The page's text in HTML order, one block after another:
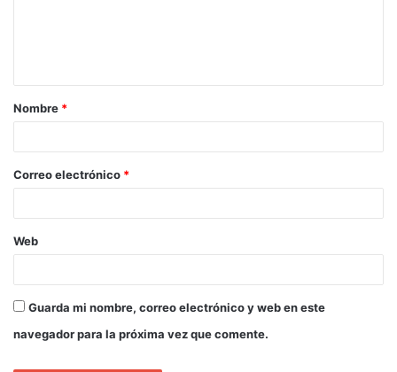
Nombre *
Correo electrónico *
Web
Guarda mi nombre, correo electrónico y web en este
navegador para la próxima vez que comente.